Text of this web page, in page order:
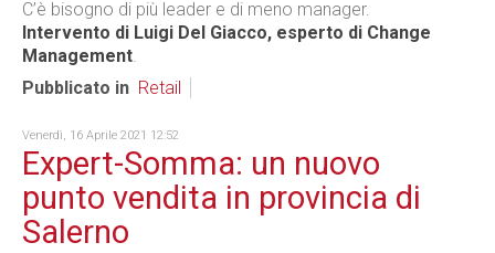
C’è bisogno di più leader e di meno manager.
Intervento di Luigi Del Giacco, esperto di Change
Management.
Pubblicato in Retail
Venerdì, 16 Aprile 2021 12:52
Expert-Somma: un nuovo
punto vendita in provincia di
Salerno